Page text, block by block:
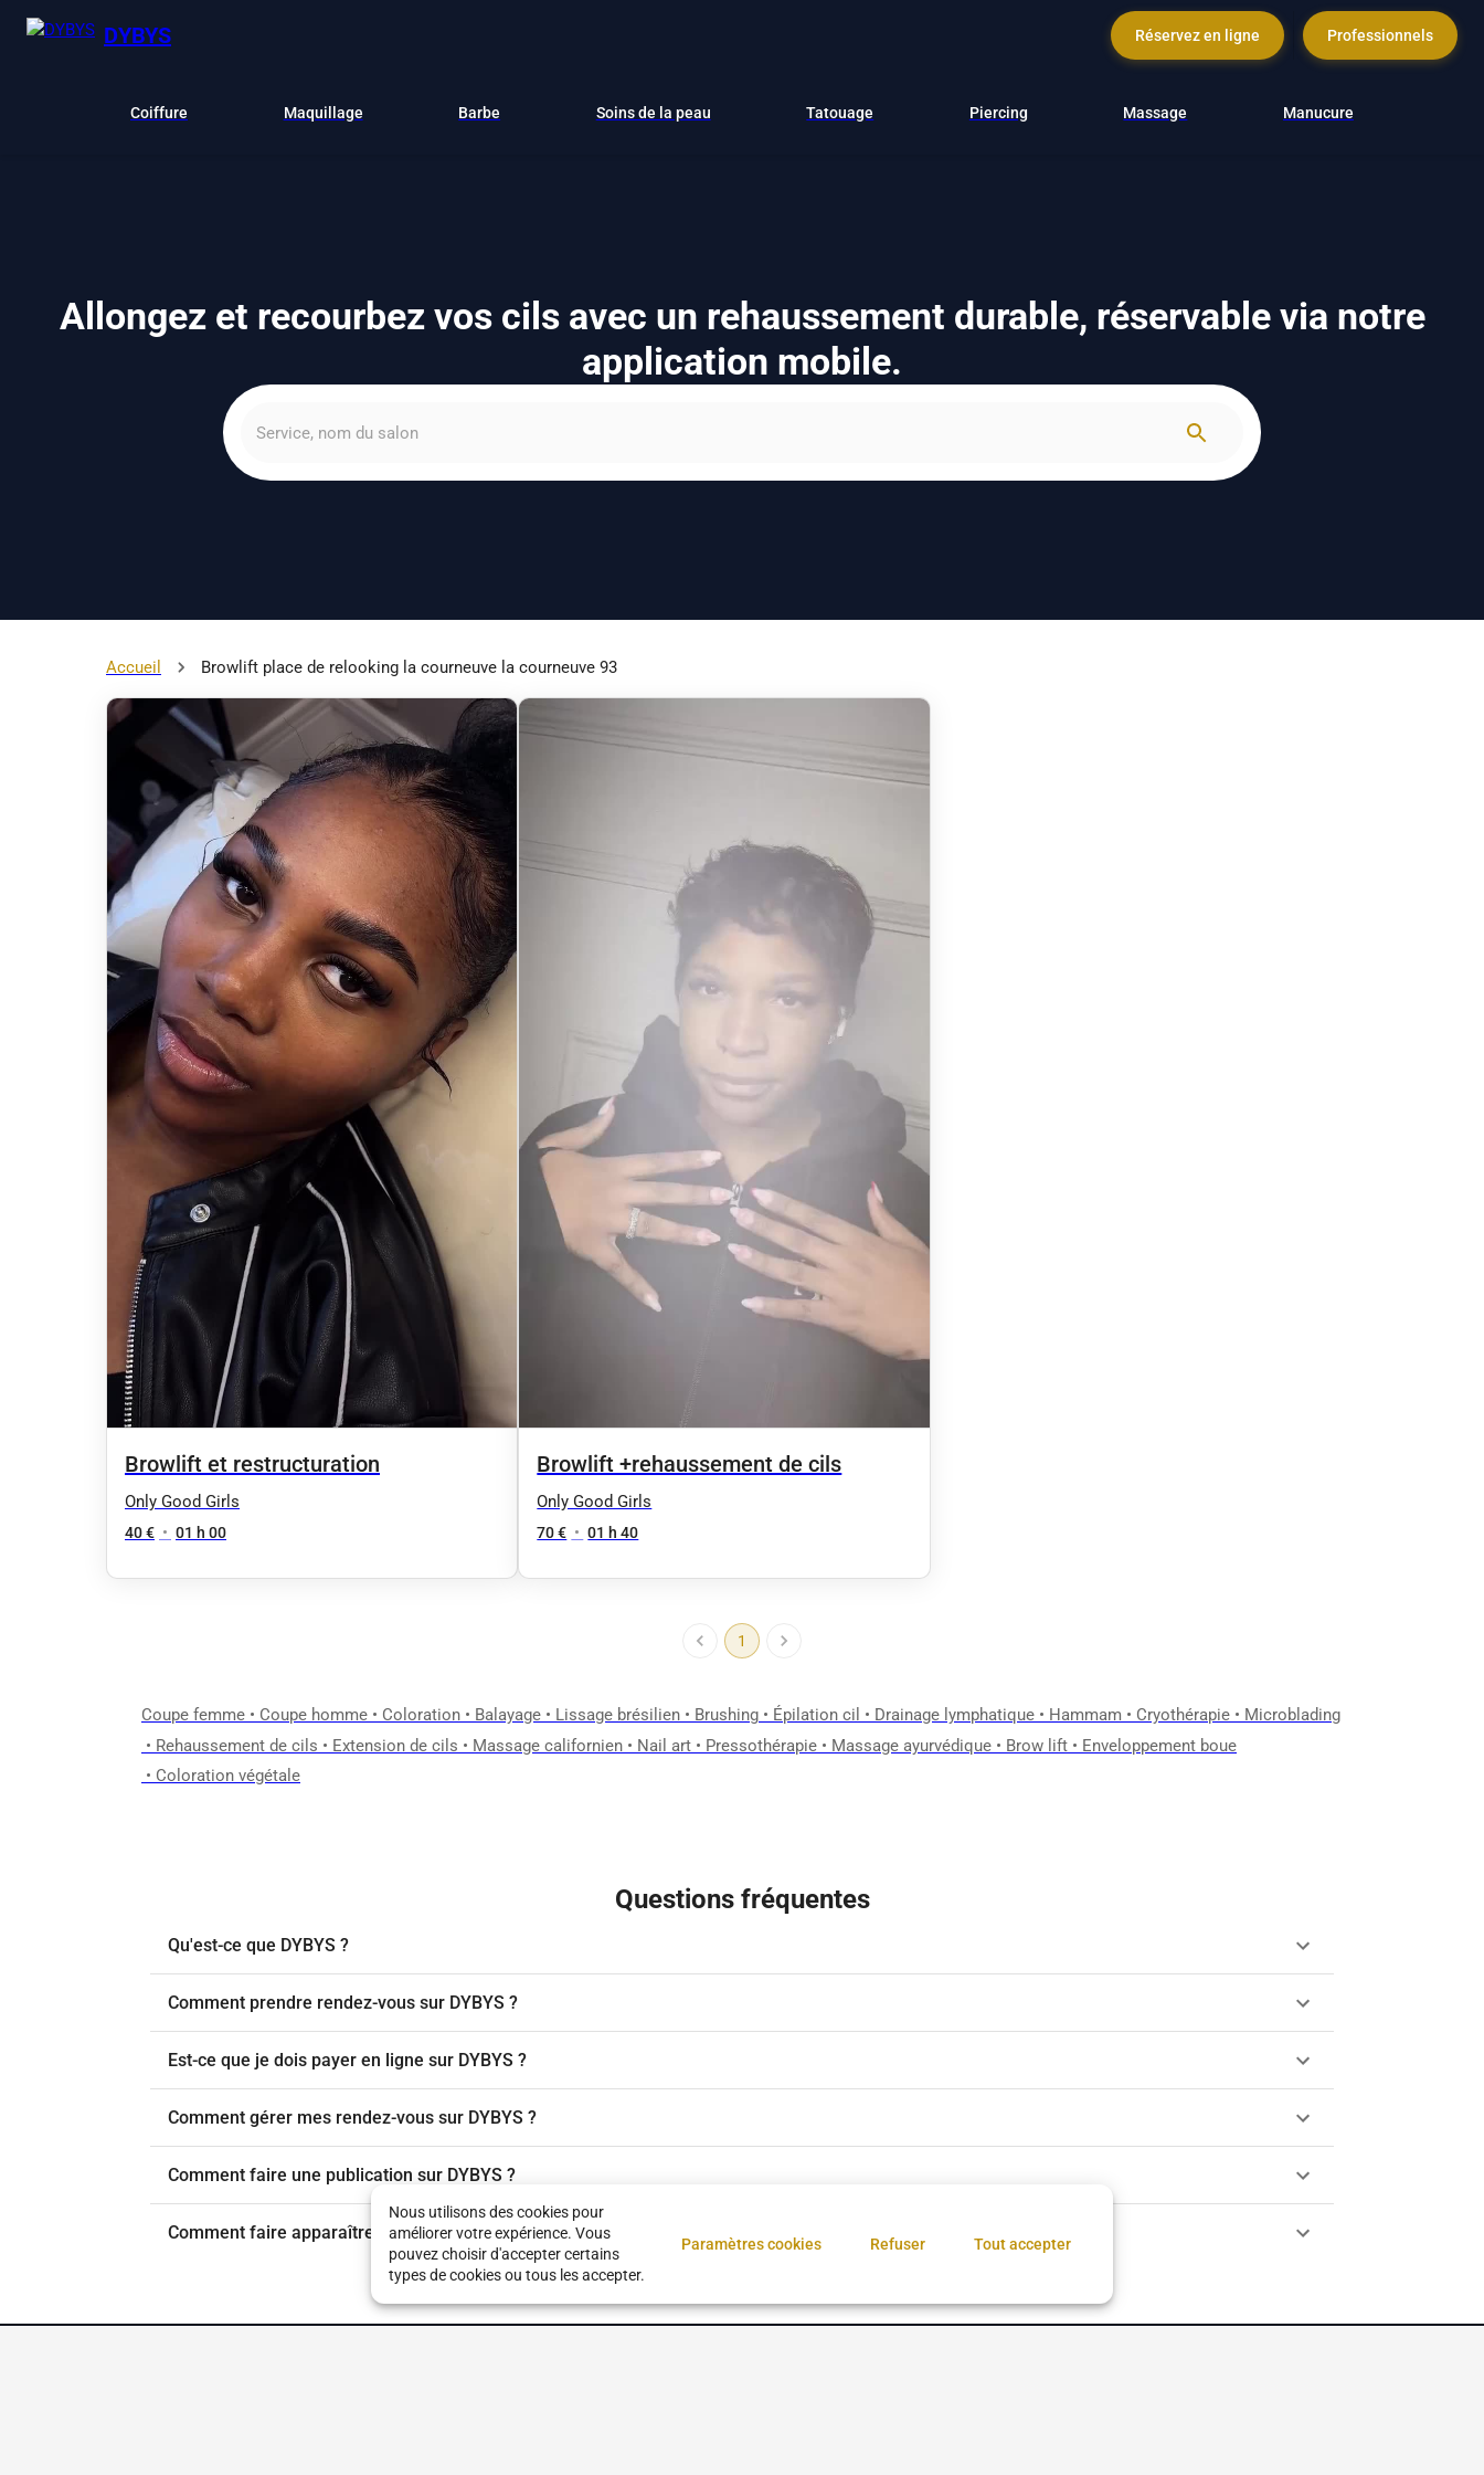
DYBYS Réservez en ligne Professionnels
Coiffure Maquillage Barbe Soins de la peau Tatouage Piercing Massage Manucure
Allongez et recourbez vos cils avec un rehaussement durable, réservable via notre
application mobile.
Accueil Browlift place de relooking la courneuve la courneuve 93
Browlift et restructuration
Only Good Girls
40 € • 01 h 00
Browlift +rehaussement de cils
Only Good Girls
70 € • 01 h 40
1
Coupe femme • Coupe homme • Coloration • Balayage • Lissage brésilien • Brushing • Épilation cil • Drainage lymphatique • Hammam • Cryothérapie • Microblading
• Rehaussement de cils • Extension de cils • Massage californien • Nail art • Pressothérapie • Massage ayurvédique • Brow lift • Enveloppement boue
• Coloration végétale
Questions fréquentes
Qu'est-ce que DYBYS ?
Comment prendre rendez-vous sur DYBYS ?
Est-ce que je dois payer en ligne sur DYBYS ?
Comment gérer mes rendez-vous sur DYBYS ?
Comment faire une publication sur DYBYS ?
Comment faire apparaître mon salon ou institut sur DYBYS ?
Nous utilisons des cookies pour
améliorer votre expérience. Vous
pouvez choisir d'accepter certains
types de cookies ou tous les accepter.
Paramètres cookies Refuser Tout accepter